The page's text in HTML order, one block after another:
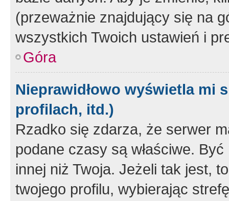
(przeważnie znajdujący się na
wszystkich Twoich ustawień i
Góra
Nieprawidłowo wyświetla mi
profilach, itd.)
Rzadko się zdarza, że serwer
podane czasy są właściwe.
innej niż Twoja. Jeżeli tak jest,
twojego profilu, wybierając